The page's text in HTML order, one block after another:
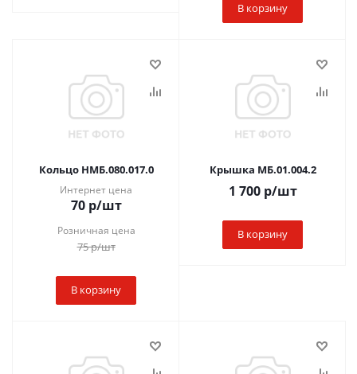
В корзину
Кольцо НМБ.080.017.0
Интернет цена
70р/шт
Розничная цена
75р/шт
В корзину
Крышка МБ.01.004.2
1 700р/шт
В корзину